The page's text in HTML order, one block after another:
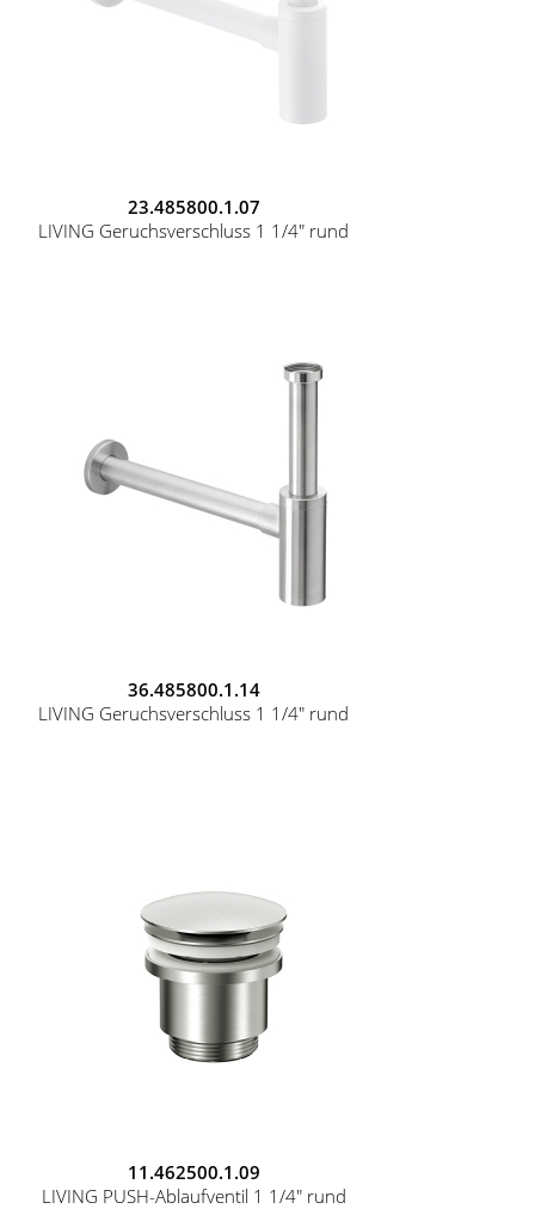
23.485800.1.07
LIVING Geruchsverschluss 1 1/4" rund
36.485800.1.14
LIVING Geruchsverschluss 1 1/4" rund
11.462500.1.09
LIVING PUSH-Ablaufventil 1 1/4" rund